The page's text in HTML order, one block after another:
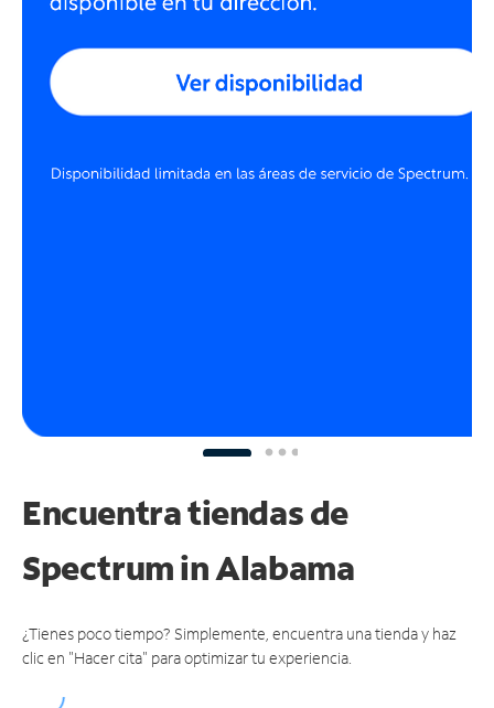
Encuentra tiendas de
Spectrumin Alabama
¿Tienes poco tiempo? Simplemente, encuentra una tienda y haz
clic en "Hacer cita" para optimizar tu experiencia.